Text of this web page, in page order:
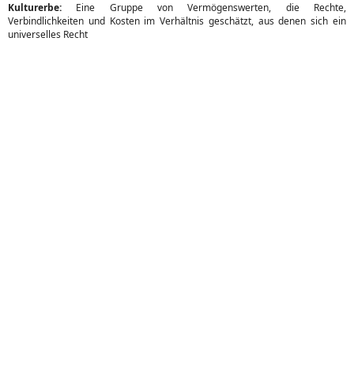
Kulturerbe: Eine Gruppe von Vermögenswerten, die Rechte,
Verbindlichkeiten und Kosten im Verhältnis geschätzt, aus denen sich ein
universelles Recht